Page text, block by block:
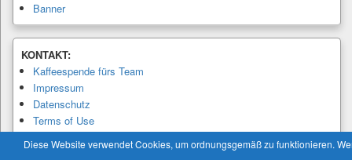
Banner
KONTAKT:
Kaffeespende fürs Team
Impressum
Datenschutz
Terms of Use
Privacy Policy
Diese Website verwendet Cookies, um ordnungsgemäß zu funktionieren.